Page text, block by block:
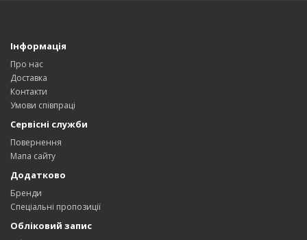
Інформація
Про нас
Доставка
Контакти
Умови співпраці
Сервісні служби
Повернення
Мапа сайту
Додатково
Бренди
Спеціальні пропозиції
Обліковий запис